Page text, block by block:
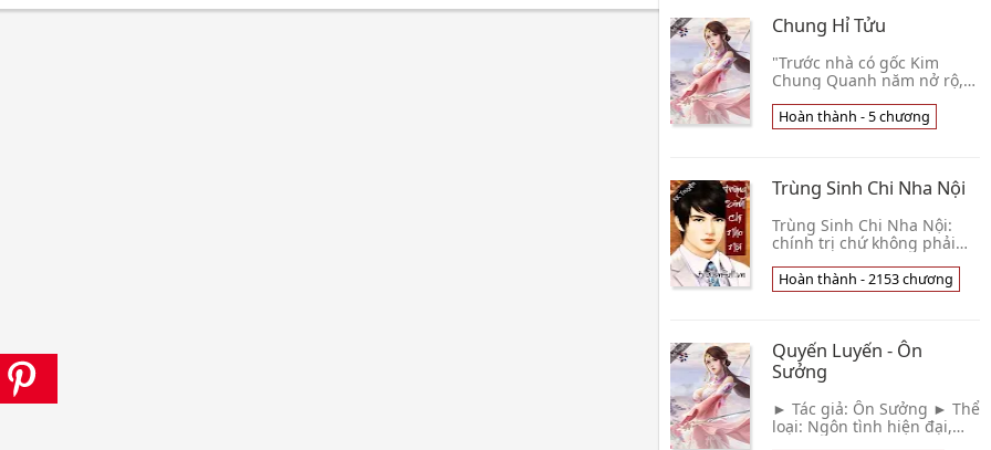
Chung Hỉ Tửu
"Trước nhà có gốc Kim
Chung Quanh năm nở rộ,
Chung bách niên thành
người, Tương ngộ bất ngữ,
Hoàn thành - 5 chương
Trùng Sinh Chi Nha Nội
Trùng Sinh Chi Nha Nội:
chính trị chứ không phải
đô thị - quan trường, một
tác phẩm hay nhất về thể
Hoàn thành - 2153 chương
Quyến Luyến - Ôn
Sưởng
► Tác giả: Ôn Sưởng ► Thể
loại: Ngôn tình hiện đại,